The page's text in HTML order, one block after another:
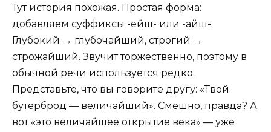
Тут история похожая. Простая форма:
добавляем суффиксы -ейш- или -айш-.
Глубокий → глубочайший, строгий →
строжайший. Звучит торжественно, поэтому в
обычной речи используется редко.
Представьте, что вы говорите другу: «Твой
бутерброд — величайший». Смешно, правда? А
вот «это величайшее открытие века» — уже